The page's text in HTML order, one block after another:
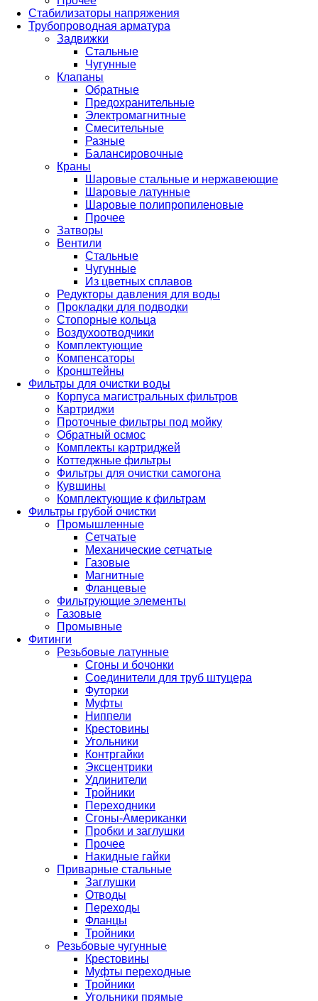
Стабилизаторы напряжения
Трубопроводная арматура
Задвижки
Стальные
Чугунные
Клапаны
Обратные
Предохранительные
Электромагнитные
Смесительные
Разные
Балансировочные
Краны
Шаровые стальные и нержавеющие
Шаровые латунные
Шаровые полипропиленовые
Прочее
Затворы
Вентили
Стальные
Чугунные
Из цветных сплавов
Редукторы давления для воды
Прокладки для подводки
Стопорные кольца
Воздухоотводчики
Комплектующие
Компенсаторы
Кронштейны
Фильтры для очистки воды
Корпуса магистральных фильтров
Картриджи
Проточные фильтры под мойку
Обратный осмос
Комплекты картриджей
Коттеджные фильтры
Фильтры для очистки самогона
Кувшины
Комплектующие к фильтрам
Фильтры грубой очистки
Промышленные
Сетчатые
Механические сетчатые
Газовые
Магнитные
Фланцевые
Фильтрующие элементы
Газовые
Промывные
Фитинги
Резьбовые латунные
Сгоны и бочонки
Соединители для труб штуцера
Футорки
Муфты
Ниппели
Крестовины
Угольники
Контргайки
Эксцентрики
Удлинители
Тройники
Переходники
Сгоны-Американки
Пробки и заглушки
Прочее
Накидные гайки
Приварные стальные
Заглушки
Отводы
Переходы
Фланцы
Тройники
Резьбовые чугунные
Крестовины
Муфты переходные
Тройники
Угольники прямые